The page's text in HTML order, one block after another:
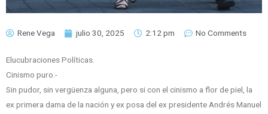
Rene Vega julio 30, 2025 2:12 pm No Comments
Elucubraciones Políticas.
Cinismo puro.-
Sin pudor, sin vergüenza alguna, pero si con el cinismo a flor de piel, la
ex primera dama de la nación y ex posa del ex presidente Andrés Manuel